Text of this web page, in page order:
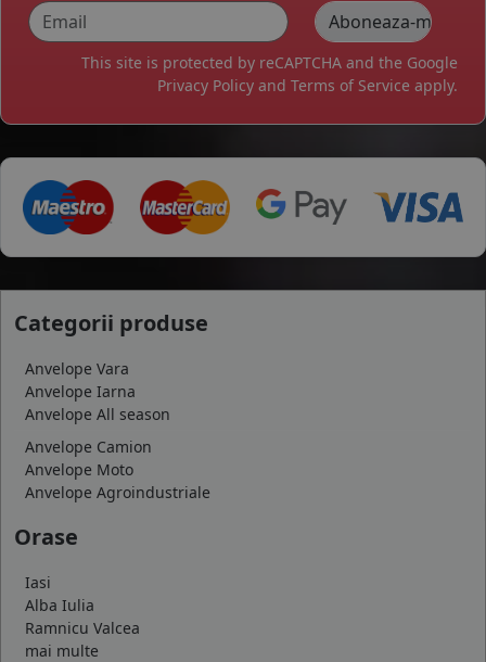
This site is protected by reCAPTCHA and the Google
Privacy Policy and Terms of Service apply.
Categorii produse
Anvelope Vara
Anvelope Iarna
Anvelope All season
Anvelope Camion
Anvelope Moto
Anvelope Agroindustriale
Orase
Iasi
Alba Iulia
Ramnicu Valcea
mai multe